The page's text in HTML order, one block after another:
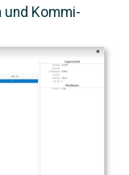
Kommi-